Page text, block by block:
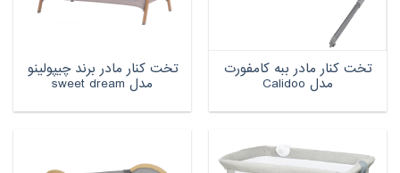
تخت کنار مادر ببه کامفورت
مدل Calidoo
تخت کنار مادر برند چیپولینو
مدل sweet dream